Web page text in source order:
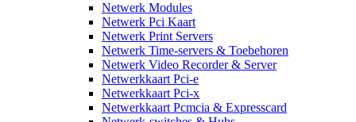
Netwerk Modules
Netwerk Pci Kaart
Netwerk Print Servers
Netwerk Time-servers & Toebehoren
Netwerk Video Recorder & Server
Netwerkkaart Pci-e
Netwerkkaart Pci-x
Netwerkkaart Pcmcia & Expresscard